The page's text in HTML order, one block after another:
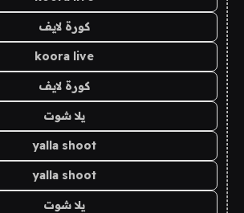
كورة لايف
koora live
كورة لايف
يلا شوت
yalla shoot
yalla shoot
يلا شوت